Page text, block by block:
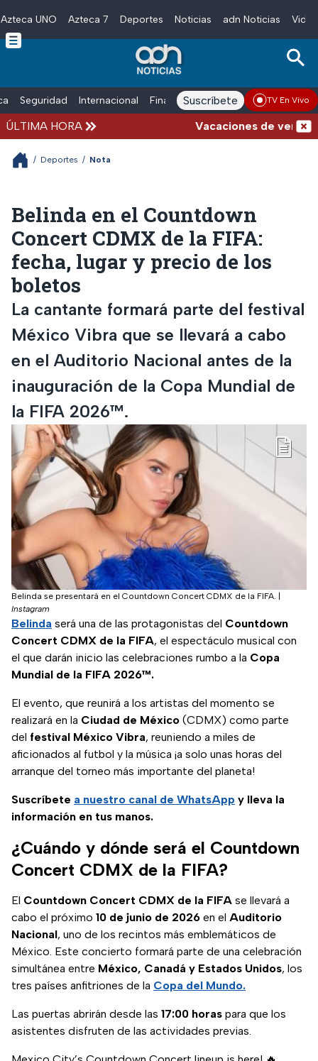
Skip to main content
Azteca UNO Azteca 7 Deportes Noticias adn Noticias
Seguridad Internacional Finanzas adn Noticias Radio
Suscríbete TV En Vivo
ÚLTIMA HORA Vacaciones de verano
/ Deportes / Nota
Belinda en el Countdown
Concert CDMX de la FIFA:
fecha, lugar y precio de los
boletos
La cantante formará parte del festival
México Vibra que se llevará a cabo
en el Auditorio Nacional antes de la
inauguración de la Copa Mundial de
la FIFA 2026™.
Belinda se presentará en el Countdown Concert CDMX de la FIFA.
Instagram
Belinda será una de las protagonistas del Countdown
Concert CDMX de la FIFA, el espectáculo musical con
el que darán inicio las celebraciones rumbo a la Copa
Mundial de la FIFA 2026™.
El evento, que reunirá a los artistas del momento se
realizará en la Ciudad de México (CDMX) como parte
del festival México Vibra, reuniendo a miles de
aficionados al futbol y la música ¡a solo unas horas del
arranque del torneo más importante del planeta!
Suscríbete a nuestro canal de WhatsApp y lleva la
información en tus manos.
¿Cuándo y dónde será el Countdown
Concert CDMX de la FIFA?
El Countdown Concert CDMX de la FIFA se llevará a
cabo el próximo 10 de junio de 2026 en el Auditorio
Nacional, uno de los recintos más emblemáticos de
México. Este concierto formará parte de una celebración
simultánea entre México, Canadá y Estados Unidos, los
tres países anfitriones de la Copa del Mundo.
Las puertas abrirán desde las 17:00 horas para que los
asistentes disfruten de las actividades previas.